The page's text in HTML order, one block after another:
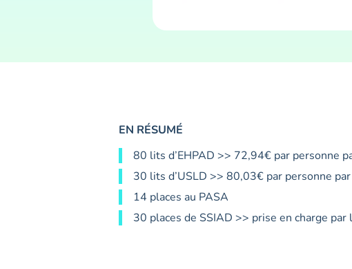
EN RÉSUMÉ
80 lits d’EHPAD >> 72,94€ par personne
30 lits d’USLD >> 80,03€ par personne
14 places au PASA
30 places de SSIAD >> prise en charge par